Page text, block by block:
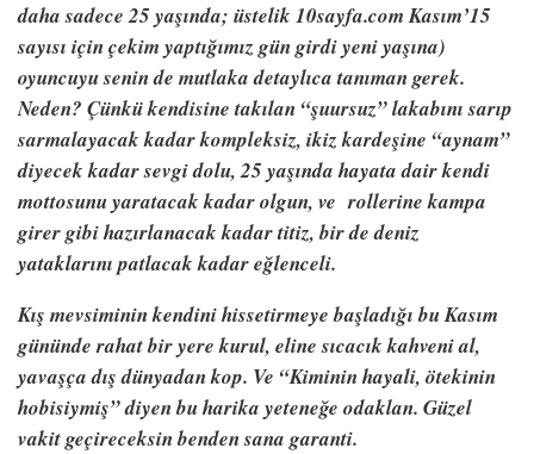
daha sadece 25 yaşında; üstelik 10sayfa.com Kasım’15
sayısı için çekim yaptığımız gün girdi yeni yaşına)
oyuncuyu senin de mutlaka detaylıca tanıman gerek.
Neden? Çünkü kendisine takılan “şuursuz” lakabını sarıp
sarmalayacak kadar kompleksiz, ikiz kardeşine “aynam”
diyecek kadar sevgi dolu, 25 yaşında hayata dair kendi
mottosunu yaratacak kadar olgun, ve rollerine kampa
girer gibi hazırlanacak kadar titiz, bir de deniz
yataklarını patlacak kadar eğlenceli.
Kış mevsiminin kendini hissetirmeye başladığı bu Kasım
gününde rahat bir yere kurul, eline sıcacık kahveni al,
yavaşça dış dünyadan kop. Ve “Kiminin hayali, ötekinin
hobisiymiş” diyen bu harika yeteneğe odaklan. Güzel
vakit geçireceksin benden sana garanti.